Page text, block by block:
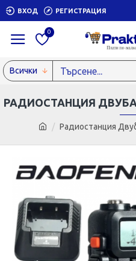
ВХОД РЕГИСТРАЦИЯ
0
Всички
Радиостанция
РАДИОСТАНЦИЯ